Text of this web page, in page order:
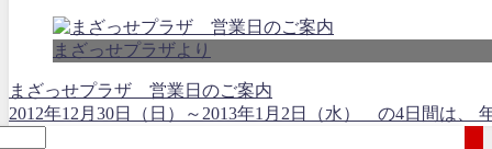
まざっせプラザより
まざっせプラザ 営業日のご案内
2012年12月30日（日）～2013年1月2日（水） の4日間は、